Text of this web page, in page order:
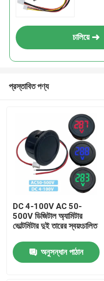
চালিয়ে
প্রস্তাবিত পণ্য
DC 4-100V AC 50-
500V ডিজিটাল অ্যামিটার
ভোল্টমিটার দুই তারের স্বয়ংচালিত
অনুসন্ধান পাঠান